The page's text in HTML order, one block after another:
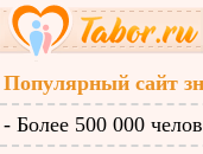
Популярный сайт
- Более 500 000